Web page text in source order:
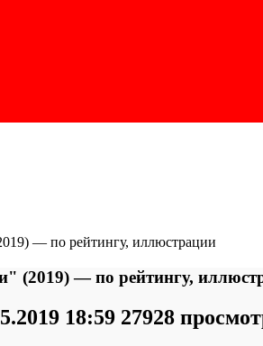
— по рейтингу, иллюстрации
(2019) — по рейтингу,
18:59 27928